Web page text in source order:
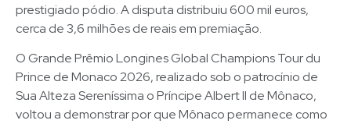
prestigiado pódio. A disputa distribuiu 600 mil euros,
cerca de 3,6 milhões de reais em premiação.
O Grande Prêmio Longines Global Champions Tour du
Prince de Monaco 2026, realizado sob o patrocínio de
Sua Alteza Sereníssima o Príncipe Albert II de Mônaco,
voltou a demonstrar por que Mônaco permanece como